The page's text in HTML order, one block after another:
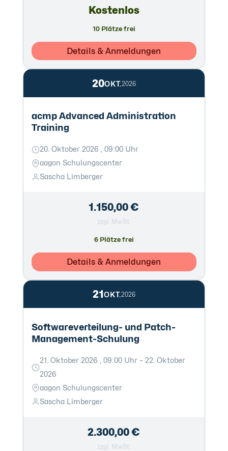
Kostenlos
10 Plätze frei
Details & Anmeldungen
20OKT.2026
acmp Advanced Administration
Training
20. Oktober 2026 , 09:00 Uhr
aagon Schulungscenter
Sascha Limberger
1.150,00 €
zzgl. MwSt.
6 Plätze frei
Details & Anmeldungen
21OKT.2026
Softwareverteilung- und Patch-
Management-Schulung
21. Oktober 2026 , 09:00 Uhr – 22. Oktober
2026
aagon Schulungscenter
Sascha Limberger
2.300,00 €
zzgl. MwSt.